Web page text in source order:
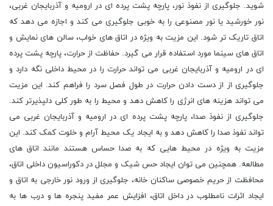
شوید. جلوگیری از نفوذ نور، پارچه پشت پرده ای در ارومیه و آذربایجان غربی،
نور خورشید یا نور مصنوعی را به خوبی جلوگیری می کند و اجازه می دهد که
اتاق تاریک تر شود. این مزیت به ویژه در اتاق های خواب، سالن های نمایش و
اتاق های سینما مورد استفاده قرار می گیرد. حفاظت از حرارت، پارچه پشت پرده
ای در ارومیه و آذربایجان غربی می تواند حرارت را در محیط داخلی نگه دارد و
جلوگیری از از دست دادن حرارت در طول فصل سرد را فراهم کند. این مزیت
می تواند هزینه های انرژی را کاهش دهد و محیط را به طور کلی دلپذیرتر کند.
جلوگیری از نفوذ صدا، پارچه پشت پرده ای در ارومیه و آذربایجان غربی می
تواند نفوذ صدا را کاهش دهد و به ایجاد یک محیط آرام و خلوت کمک کند. این
مزیت به ویژه در محیط هایی که به صدا حساس هستند مانند اتاق های
مطالعه. همچنین می توان ایجاد حس شیک و مجلل در دکوراسیون داخلی اتاق،
محافظت از حریم خصوصی ساکنان خانه، جلوگیری از ورود نور خارجی به اتاق و
ایجاد اثرات نامطلوب در داخل اتاق، افزایش عمر مفید پنجره ها و درب ها به